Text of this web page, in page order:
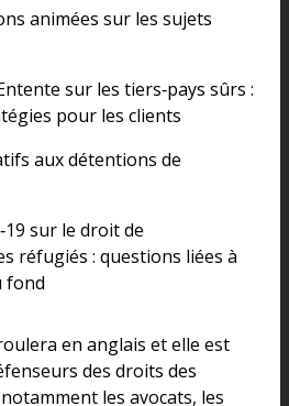
animées sur les sujets
sur les tiers‑pays sûrs :
pour les clients
aux détentions de
sur le droit de
réfugiés : questions liées à
fond
en anglais et elle est
des droits des
les avocats, les